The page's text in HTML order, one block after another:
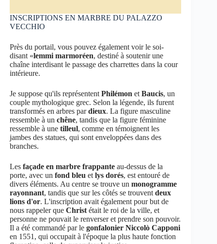
INSCRIPTIONS EN MARBRE DU PALAZZO
VECCHIO
Près du portail, vous pouvez également voir le soi-
disant «lemmi marmoréen, destiné à soutenir une
chaîne interdisant le passage des charrettes dans la cour
intérieure.
Je suppose qu'ils représentent Philémon et Baucis, un
couple mythologique grec. Selon la légende, ils furent
transformés en arbres pardieux. La figure masculine
ressemble à un chêne, tandis que la figure féminine
ressemble à une tilleul, comme en témoignent les
jambes des statues, qui sont enveloppées dans des
branches.
Les façade en marbre frappante au-dessus de la
porte, avec un fond bleu et lys dorés, est entouré de
divers éléments. Au centre se trouve un monogramme
rayonnant, tandis que sur les côtés se trouvent deux
lions d'or. L'inscription avait également pour but de
nous rappeler que Christ était le roi de la ville, et
personne ne pouvait le renverser et prendre son pouvoir.
Il a été commandé par le gonfalonier Niccolò Capponi
en 1551, qui occupait à l'époque la plus haute fonction